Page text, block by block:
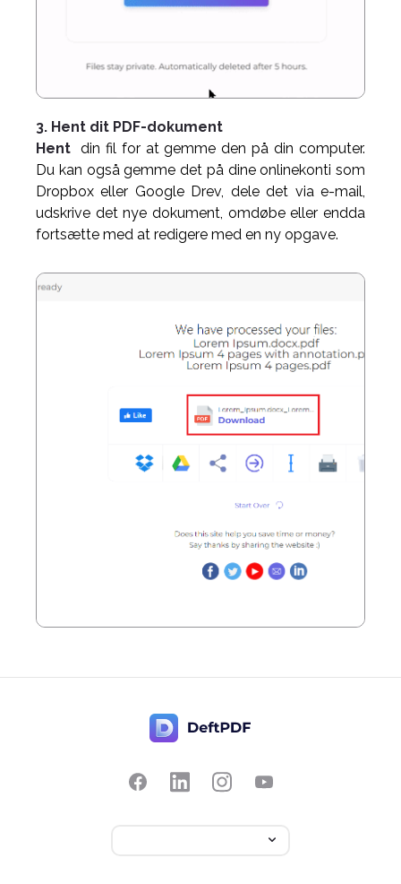
3. Hent dit PDF-dokument
Hent din fil for at gemme den på din computer.
Du kan også gemme det på dine onlinekonti som
Dropbox eller Google Drev, dele det via e-mail,
udskrive det nye dokument, omdøbe eller endda
fortsætte med at redigere med en ny opgave.